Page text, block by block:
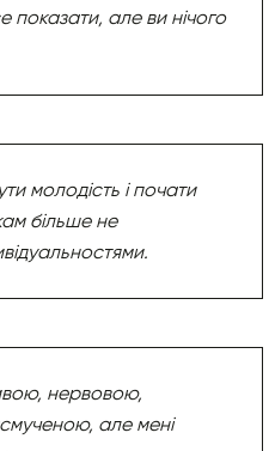
показати, але ви нічого
молодість і почати
більше не
нервовою,
але мені